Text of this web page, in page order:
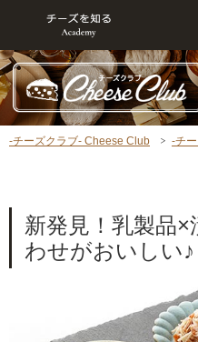
-チーズクラブ- Cheese Club -チ
新発見！乳製品
わせがおいしい♪